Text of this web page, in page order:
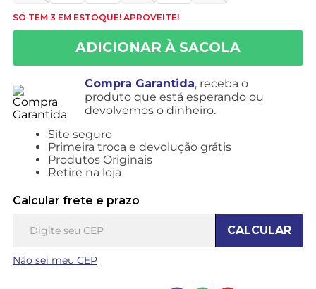
SÓ TEM 3 EM ESTOQUE! APROVEITE!
Compra Garantida, receba o
produto que está esperando ou
devolvemos o dinheiro.
Site seguro
Primeira troca e devolução grátis
Produtos Originais
Retire na loja
Calcular frete e prazo
CALCULAR
Não sei meu CEP